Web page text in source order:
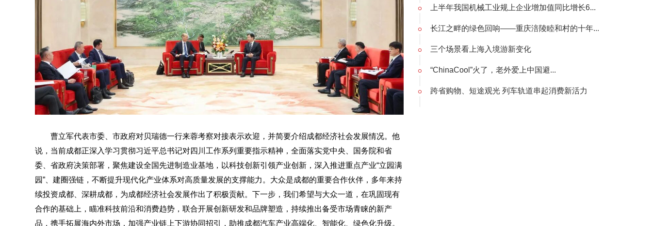
曹立军代表市委、市政府对贝瑞德一行来蓉考察对接表示欢迎，并简要介绍成都经济社会发展情况。他
说，当前成都正深入学习贯彻习近平总书记对四川工作系列重要指示精神，全面落实党中央、国务院和省
委、省政府决策部署，聚焦建设全国先进制造业基地，以科技创新引领产业创新，深入推进重点产业“立园满
园”、建圈强链，不断提升现代化产业体系对高质量发展的支撑能力。大众是成都的重要合作伙伴，多年来持
续投资成都、深耕成都，为成都经济社会发展作出了积极贡献。下一步，我们希望与大众一道，在巩固现有
合作的基础上，瞄准科技前沿和消费趋势，联合开展创新研发和品牌塑造，持续推出备受市场青睐的新产
品，携手拓展海内外市场，加强产业链上下游协同招引，助推成都汽车产业高端化、智能化、绿色化升级。
上半年我国机械工业规上企业增加值同比增长6...
长江之畔的绿色回响——重庆涪陵睦和村的十年...
三个场景看上海入境游新变化
“ChinaCool”火了，老外爱上中国避...
跨省购物、短途观光 列车轨道串起消费新活力